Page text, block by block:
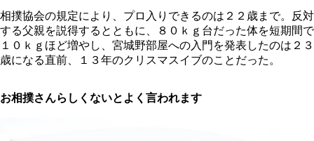
相撲協会の規定により、プロ入りできるのは２２歳まで。反対
する父親を説得するとともに、８０ｋｇ台だった体を短期間で
１０ｋｇほど増やし、宮城野部屋への入門を発表したのは２３
歳になる直前、１３年のクリスマスイブのことだった。
お相撲さんらしくないとよく言われます